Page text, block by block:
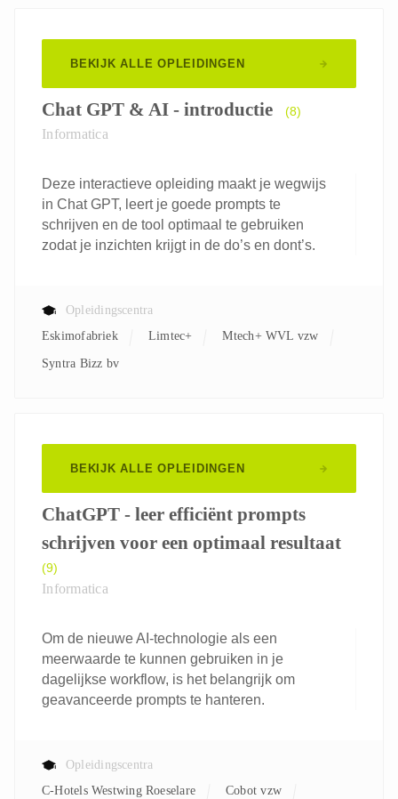
BEKIJK ALLE OPLEIDINGEN
Chat GPT & AI - introductie (8)
Informatica
Deze interactieve opleiding maakt je wegwijs
in Chat GPT, leert je goede prompts te
schrijven en de tool optimaal te gebruiken
zodat je inzichten krijgt in de do’s en dont’s.
Opleidingscentra
Eskimofabriek
Limtec+ Mtech+ WVL vzw
Syntra Bizz bv
BEKIJK ALLE OPLEIDINGEN
ChatGPT - leer efficiënt prompts
schrijven voor een optimaal resultaat
(9)
Informatica
Om de nieuwe AI-technologie als een
meerwaarde te kunnen gebruiken in je
dagelijkse workflow, is het belangrijk om
geavanceerde prompts te hanteren.
Opleidingscentra
C-Hotels Westwing Roeselare
Cobot vzw